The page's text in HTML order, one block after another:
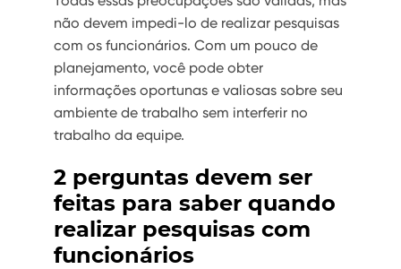
não devem impedi-lo de realizar pesquisas
com os funcionários. Com um pouco de
planejamento, você pode obter
informações oportunas e valiosas sobre seu
ambiente de trabalho sem interferir no
trabalho da equipe.
2 perguntas devem ser
feitas para saber quando
realizar pesquisas com
funcionários